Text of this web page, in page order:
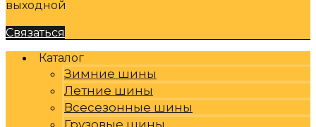
выходной
Связаться
Каталог
Зимние шины
Летние шины
Всесезонные шины
Грузовые шины